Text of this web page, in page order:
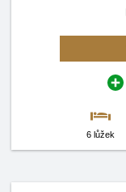
6 lůžek